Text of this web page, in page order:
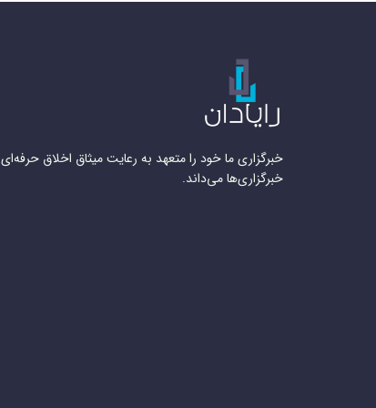
خبرگزاری ما خود را متعهد به رعایت میثاق اخلاق حرفه‌ای
خبرگزاری‌ها می‌داند.